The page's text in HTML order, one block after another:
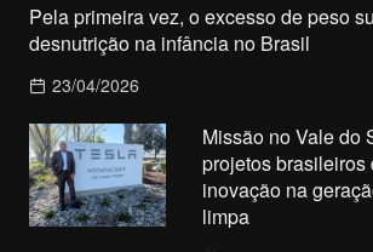
Pela primeira vez, o excesso de peso
desnutrição na infância no Brasil
23/04/2026
Missão no Vale do
projetos brasileiros
inovação na
limpa